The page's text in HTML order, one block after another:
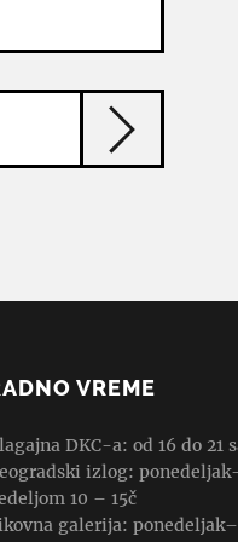
VREME
DKC-a: od 16 do 21
izlog:
10 – 15č
galerija: